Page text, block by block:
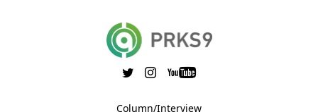
Column/Interview